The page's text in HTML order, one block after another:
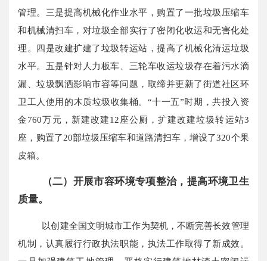
管理。三是提高机械化作业水平，购置了一批垃圾压缩车
和机械清扫车，对垃圾全部实行了密闭化收运和无害化处
理。四是改建扩建了垃圾转运站，提高了机械化清运垃圾
水平。五是针对人力板车、三轮车收运垃圾存在着污水滴
漏、垃圾飘洒影响市容等问题，取缔并更新了街道社区环
卫工人使用的木质垃圾收集桶。“十一五”时期，共投入资
金760万元，新建改建12座公厕，扩建改建垃圾转运站3
座，购置了20部垃圾压缩车和道路清扫车，增设了320个果
皮箱。
（二）开展市容环境专项整治，提高环境卫生
质量。
以创建全国文明城市工作为契机，不断完善长效管理
机制，认真履行行政执法职能，执法工作取得了新成效。